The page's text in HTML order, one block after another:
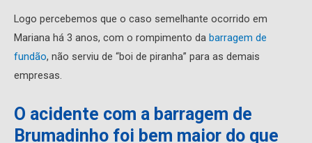
Logo percebemos que o caso semelhante ocorrido em
Mariana há 3 anos, com o rompimento da barragem de
fundão, não serviu de “boi de piranha” para as demais
empresas.
O acidente com a barragem de
Brumadinho foi bem maior do que